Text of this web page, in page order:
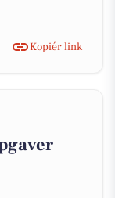
Kopiér link